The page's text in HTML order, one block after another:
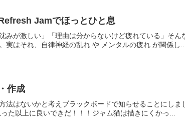
Jamでほっとひと息
みが激しい」「理由は分からないけど疲れている」そ
はそれ、自律神経の乱れ や メンタルの疲れ が関係し...
作成
法はないかと考えブラックボードで知らせることにし
た以上に良いできだ！！！ジャム猫は描きにくかっ...